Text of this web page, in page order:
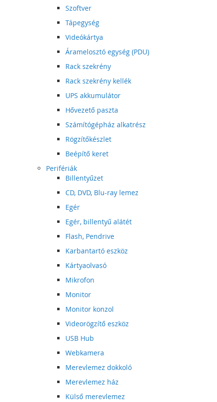
Szoftver
Tápegység
Videókártya
Áramelosztó egység (PDU)
Rack szekrény
Rack szekrény kellék
UPS akkumulátor
Hővezető paszta
Számítógépház alkatrész
Rögzítőkészlet
Beépítő keret
Perifériák
Billentyűzet
CD, DVD, Blu-ray lemez
Egér
Egér, billentyű alátét
Flash, Pendrive
Karbantartó eszköz
Kártyaolvasó
Mikrofon
Monitor
Monitor konzol
Videorögzítő eszköz
USB Hub
Webkamera
Merevlemez dokkoló
Merevlemez ház
Külső merevlemez